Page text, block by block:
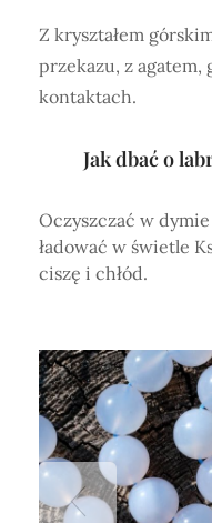
Z kryształem
przekazu, z agatem,
kontaktach.
Jak dbać o
Oczyszczać w dymie
ładować w świetle
ciszę i chłód.